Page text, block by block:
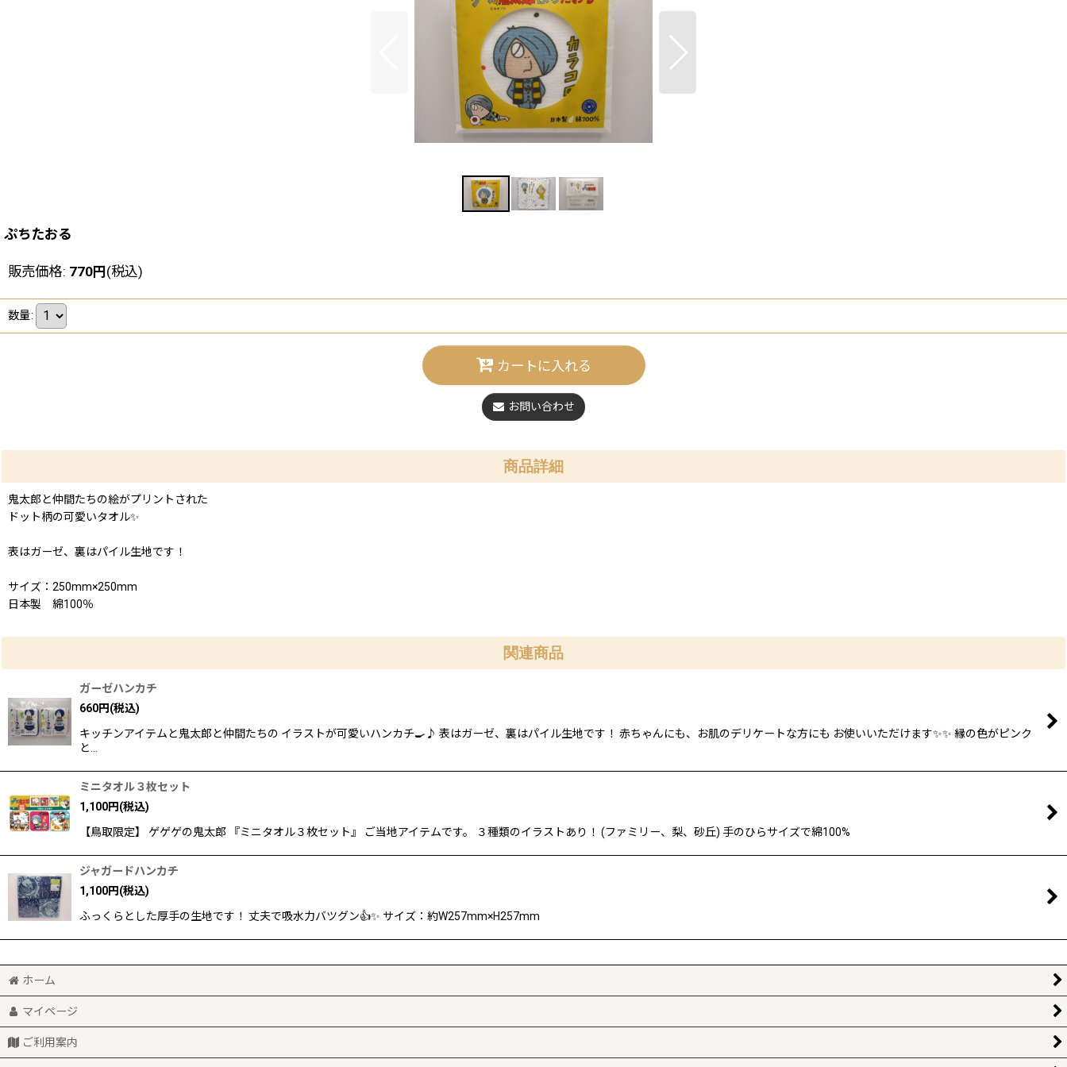
ぷちたおる
販売価格: 770円(税込)
数量:
カートに入れる
お問い合わせ
商品詳細
鬼太郎と仲間たちの絵がプリントされた
ドット柄の可愛いタオル✨
表はガーゼ、裏はパイル生地です！
サイズ：250mm×250mm
日本製 綿100％
関連商品
ガーゼハンカチ
660円(税込)
キッチンアイテムと鬼太郎と仲間たちの イラストが可愛いハンカチ🍳♪ 表はガーゼ、裏はパイル生地です！ 赤ちゃんにも、お肌のデリケートな方にも お使いいただけます✨✨ 縁の色がピンク
と…
ミニタオル３枚セット
1,100円(税込)
【鳥取限定】 ゲゲゲの鬼太郎 『ミニタオル３枚セット』 ご当地アイテムです。 ３種類のイラストあり！ (ファミリー、梨、砂丘) 手のひらサイズで綿100%
ジャガードハンカチ
1,100円(税込)
ふっくらとした厚手の生地です！ 丈夫で吸水力バツグン👍✨ サイズ：約W257mm×H257mm
ホーム
マイページ
ご利用案内